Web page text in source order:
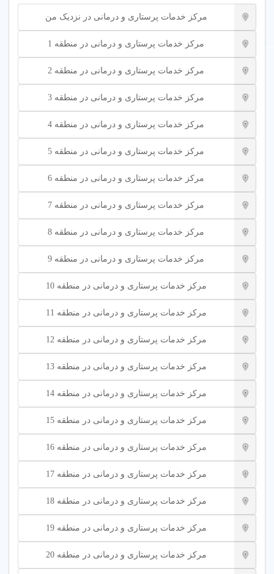
و کودک، و خدمات تخصصی مانند فیزیوتراپی و سرم‌تراپی در منزل
می‌شوند.
معنی و ترجمه مرکز خدمات پرستاری به انگلیسی
ترجمه عبارت مرکز خدمات پرستاری به انگلیسی
Nursing Service
Centerاست.
مرکز خدمات پرستاری چیست
مرکز خدمات پرستاری مرکزی است که خدمات مراقبتی و درمانی
مانند پرستاری از سالمند، تزریقات و فیزیوتراپی را در منزل ارائه
می‌دهد.
چطور بهترین مرکز خدمات پرستاری را انتخاب کنیم؟
برای انتخاب بهترین مرکز خدمات پرستاری در تهران، این نکات را در
نظر بگیرید:
مرکز نزدیک من: مراکز معتبر خدمات پرستاری در تهران را
انتخاب کنید.
کیفیت خدمات: پرستاران متخصص در مراقبت از بیماران
قلبی یا آلزایمر را بررسی کنید.
خدمات اضافی: خدماتی مانند فیزیوتراپی و گفتار درمانی را
در نظر بگیرید.
نظرات مشتریان: امتیازات و نظرات کاربران را در پلتفرم
شهر اینترنتی مطالعه کنید.
برای یافتن بهترین مرکز خدمات پرستاری در تهران، به پلتفرم شهر
اینترنتی مراجعه کنید و خدمات معتبر را بررسی کنید.
کلمات کلیدی مرتبط با خدمات پرستاری و درمانی:
مرکز خدمات پرستاری چیست
بهترین مرکز پرستاری تهران
پرستاری شبانه روزی
خدمات درمانی در منزل تهران
مرکز خدمات پرستاری و درمانی در نزدیک من
مرکز خدمات پرستاری و درمانی در منطقه 1
مرکز خدمات پرستاری و درمانی در منطقه 2
مرکز خدمات پرستاری و درمانی در منطقه 3
مرکز خدمات پرستاری و درمانی در منطقه 4
مرکز خدمات پرستاری و درمانی در منطقه 5
مرکز خدمات پرستاری و درمانی در منطقه 6
مرکز خدمات پرستاری و درمانی در منطقه 7
مرکز خدمات پرستاری و درمانی در منطقه 8
مرکز خدمات پرستاری و درمانی در منطقه 9
مرکز خدمات پرستاری و درمانی در منطقه 10
مرکز خدمات پرستاری و درمانی در منطقه 11
مرکز خدمات پرستاری و درمانی در منطقه 12
مرکز خدمات پرستاری و درمانی در منطقه 13
مرکز خدمات پرستاری و درمانی در منطقه 14
مرکز خدمات پرستاری و درمانی در منطقه 15
مرکز خدمات پرستاری و درمانی در منطقه 16
مرکز خدمات پرستاری و درمانی در منطقه 17
مرکز خدمات پرستاری و درمانی در منطقه 18
مرکز خدمات پرستاری و درمانی در منطقه 19
مرکز خدمات پرستاری و درمانی در منطقه 20